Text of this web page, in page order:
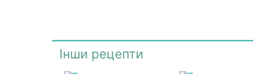
Інши рецепти